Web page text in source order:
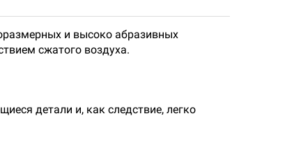
и высоко абразивных
сжатого воздуха.
детали и, как следствие, легко